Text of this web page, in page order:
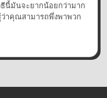
นี้มันจะยากน้อยกว่ามาก
าคุณสามารถพึ่งพาพวก